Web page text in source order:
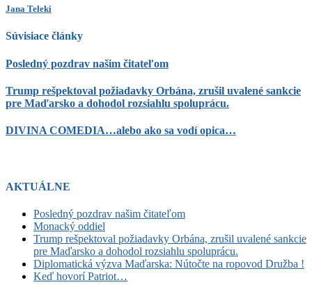
Jana Teleki
Súvisiace články
Posledný pozdrav našim čitateľom
Trump rešpektoval požiadavky Orbána, zrušil uvalené sankcie
pre Maďarsko a dohodol rozsiahlu spoluprácu.
DIVINA COMEDIA…alebo ako sa vodí opica…
AKTUÁLNE
Posledný pozdrav našim čitateľom
Monacký oddiel
Trump rešpektoval požiadavky Orbána, zrušil uvalené sankcie
pre Maďarsko a dohodol rozsiahlu spoluprácu.
Diplomatická výzva Maďarska: Nútočte na ropovod Družba !
Keď hovorí Patriot…